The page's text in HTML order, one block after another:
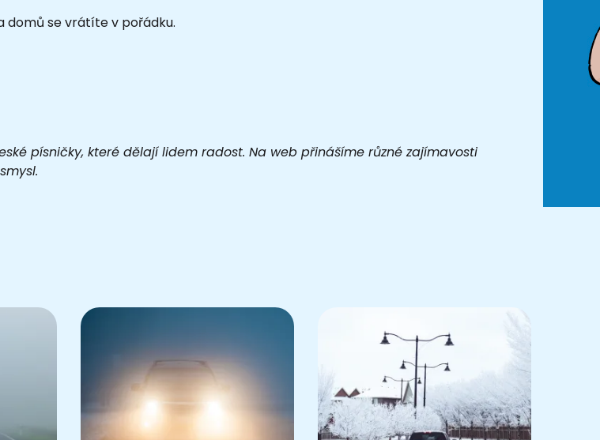
domů se vrátíte v pořádku.
písničky, které dělají lidem radost. Na web přinášíme různé zajímavosti